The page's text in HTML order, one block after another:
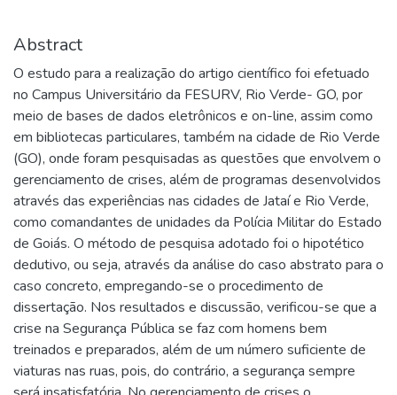
Abstract
O estudo para a realização do artigo científico foi efetuado
no Campus Universitário da FESURV, Rio Verde- GO, por
meio de bases de dados eletrônicos e on-line, assim como
em bibliotecas particulares, também na cidade de Rio Verde
(GO), onde foram pesquisadas as questões que envolvem o
gerenciamento de crises, além de programas desenvolvidos
através das experiências nas cidades de Jataí e Rio Verde,
como comandantes de unidades da Polícia Militar do Estado
de Goiás. O método de pesquisa adotado foi o hipotético
dedutivo, ou seja, através da análise do caso abstrato para o
caso concreto, empregando-se o procedimento de
dissertação. Nos resultados e discussão, verificou-se que a
crise na Segurança Pública se faz com homens bem
treinados e preparados, além de um número suficiente de
viaturas nas ruas, pois, do contrário, a segurança sempre